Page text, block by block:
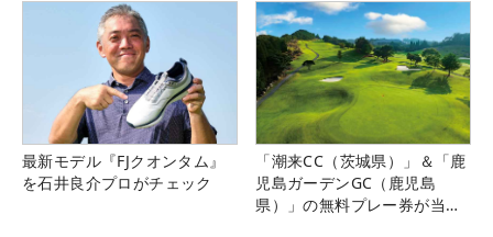
最新モデル『FJクオンタム』
を石井良介プロがチェック
「潮来CC（茨城県）」＆「鹿
児島ガーデンGC（鹿児島
県）」の無料プレー券が当た